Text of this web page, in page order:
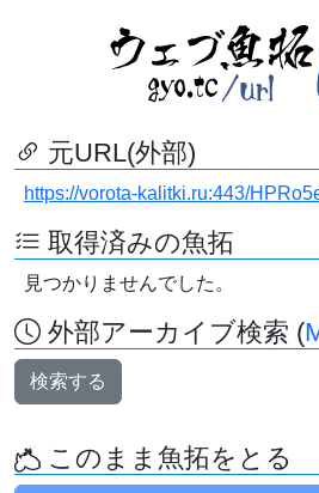
元URL(外部)
https://vorota-kalitki.ru:443/
取得済みの魚拓
見つかりませんでした。
外部アーカイブ検索 (
検索する
このまま魚拓をとる